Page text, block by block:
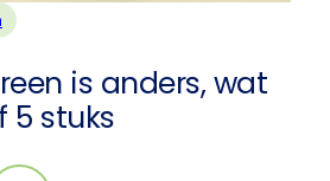
is anders, wat
5 stuks